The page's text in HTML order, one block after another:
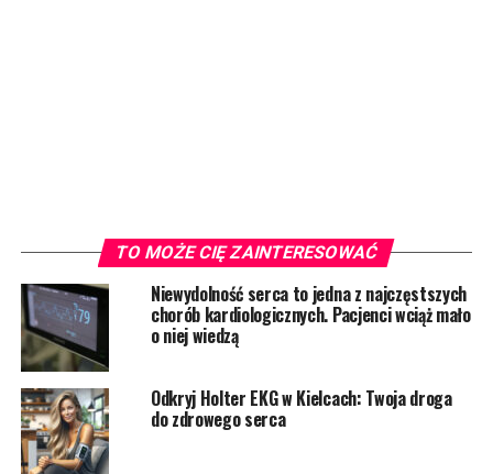
TO MOŻE CIĘ ZAINTERESOWAĆ
Niewydolność serca to jedna z najczęstszych
chorób kardiologicznych. Pacjenci wciąż mało
o niej wiedzą
Odkryj Holter EKG w Kielcach: Twoja droga
do zdrowego serca